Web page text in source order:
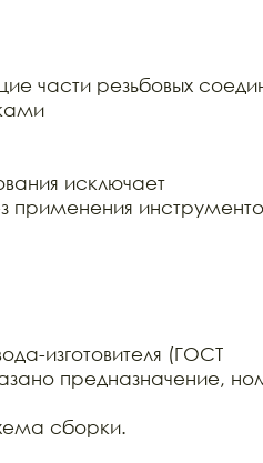
части резьбовых
исключает
применения
изготовителя (ГОСТ
предназначение,
сборки.